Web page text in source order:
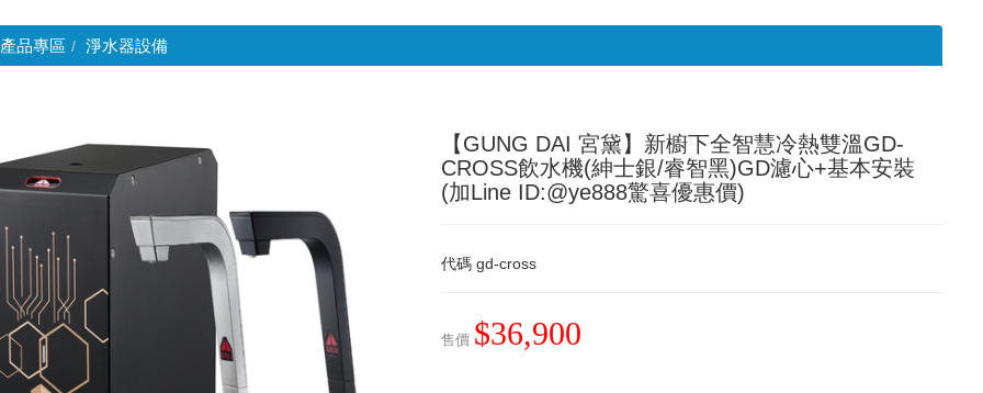
產品專區 淨水器設備
【GUNG DAI 宮黛】新櫥下全智慧冷熱雙溫GD-
CROSS飲水機(紳士銀/睿智黑)GD濾心+基本安裝
(加Line ID:@ye888驚喜優惠價)
代碼 gd-cross
售價 $36,900